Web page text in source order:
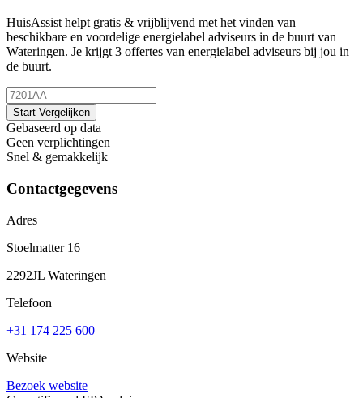
HuisAssist helpt gratis & vrijblijvend met het vinden van
beschikbare en voordelige energielabel adviseurs in de buurt van
Wateringen. Je krijgt 3 offertes van energielabel adviseurs bij jou in
de buurt.
Start Vergelijken
Gebaseerd op data
Geen verplichtingen
Snel & gemakkelijk
Contactgegevens
Adres
Stoelmatter 16
2292JL Wateringen
Telefoon
+31 174 225 600
Website
Bezoek website